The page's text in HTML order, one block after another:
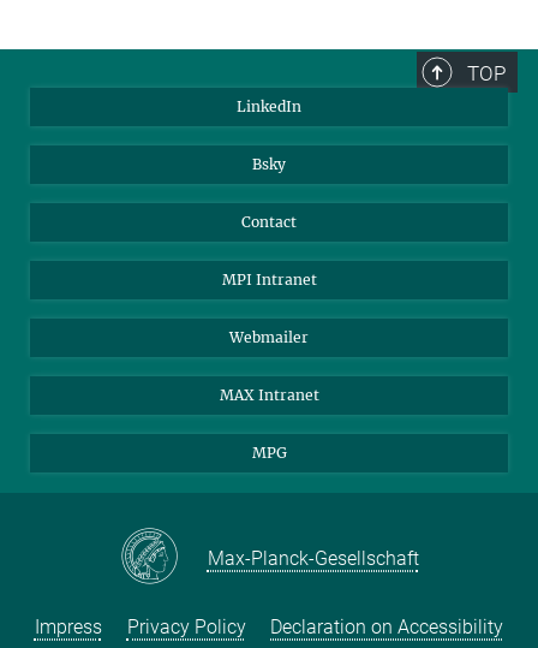
TOP
LinkedIn
Bsky
Contact
MPI Intranet
Webmailer
MAX Intranet
MPG
Max-Planck-Gesellschaft
Impress Privacy Policy Declaration on Accessibility